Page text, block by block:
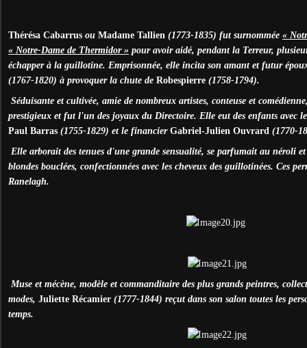
Thérésa Cabarrus ou Madame Tallien (1773-1835) fut surnommée «
« Notre-Dame de Thermidor » pour avoir aidé, pendant la Terreur,
échapper à la guillotine. Emprisonnée, elle incita son amant et futur
(1767-1820) à provoquer la chute de Robespierre (1758-1794).
Séduisante et cultivée, amie de nombreux artistes, conteuse et
prestigieux et fut l'un des joyaux du Directoire. Elle eut des enfants avec
Paul Barras (1755-1829) et le financier Gabriel-Julien Ouvrard (1770-
Elle arborait des tenues d'une grande sensualité, se parfumait au néroli
blondes bouclées, confectionnées avec les cheveux des guillotinées. Ces
Ranelagh.
Muse et mécène, modèle et commanditaire des plus grands peintres,
modes, Juliette Récamier (1777-1844) reçut dans son salon toutes les
temps.